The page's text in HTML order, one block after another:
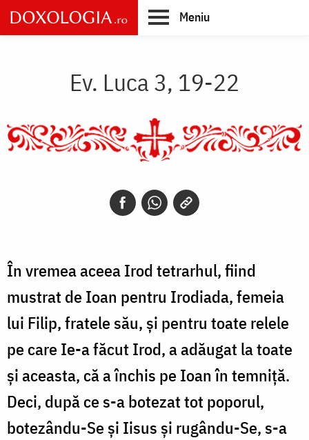
Skip
to
main
Meniu
Ev. Luca 3, 19-22
În vremea aceea Irod tetrarhul, fiind
mustrat de Ioan pentru Irodiada, femeia
lui Filip, fratele său, și pentru toate relele
pe care Ie-a făcut Irod, a adăugat la toate
și aceasta, că a închis pe Ioan în temniță.
Deci, după ce s-a botezat tot poporul,
botezându-Se și Iisus și rugându-Se, s-a